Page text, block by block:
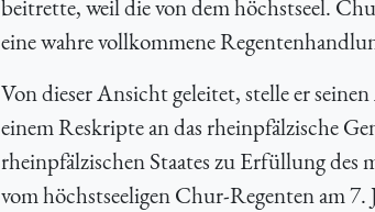
beitrette, weil die von dem höchstseel.
eine wahre vollkommene
Von dieser Ansicht geleitet, stelle er
einem Reskripte an das rheinpfälzische
rheinpfälzischen Staates zu Erfüllung des
vom höchstseeligen Chur-Regenten am